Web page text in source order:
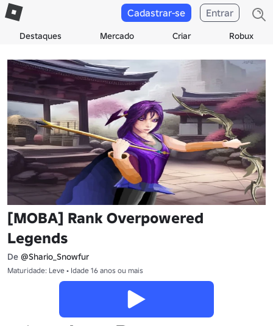
Destaques Mercado Criar Robux
Cadastrar-se Entrar
[MOBA] Rank Overpowered
Legends
De @Shario_Snowfur
Maturidade: Leve • Idade 16 anos ou mais